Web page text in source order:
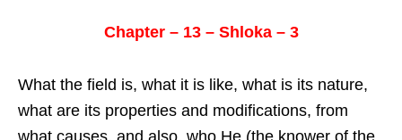
Chapter – 13 – Shloka – 3
What the field is, what it is like, what is its nature,
what are its properties and modifications, from
what causes, and also, who He (the knower of the